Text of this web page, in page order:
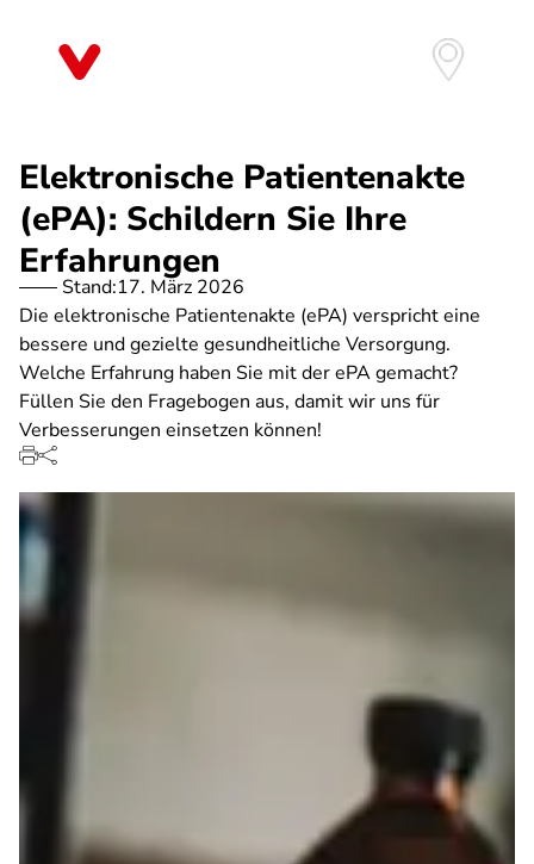
Elektronische Patientenakte
(ePA): Schildern Sie Ihre
Erfahrungen
Stand:17. März 2026
Die elektronische Patientenakte (ePA) verspricht eine
bessere und gezielte gesundheitliche Versorgung.
Welche Erfahrung haben Sie mit der ePA gemacht?
Füllen Sie den Fragebogen aus, damit wir uns für
Verbesserungen einsetzen können!